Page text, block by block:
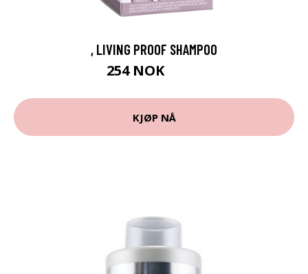
, LIVING PROOF SHAMPOO
254 NOK
KJØP NÅ